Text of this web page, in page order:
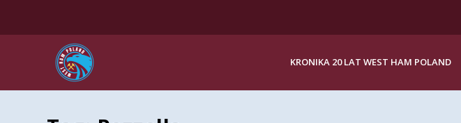
KRONIKA 20 LAT WEST HAM POLAND